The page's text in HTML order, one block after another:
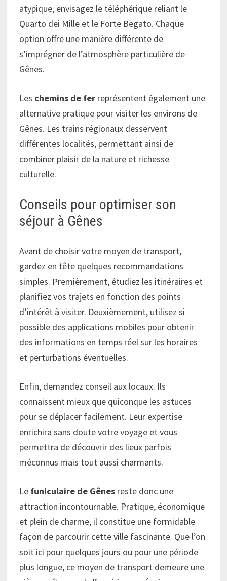
atypique, envisagez le téléphérique reliant le
Quarto dei Mille et le Forte Begato. Chaque
option offre une manière différente de
s’imprégner de l’atmosphère particulière de
Gênes.
Les chemins de fer représentent également une
alternative pratique pour visiter les environs de
Gênes. Les trains régionaux desservent
différentes localités, permettant ainsi de
combiner plaisir de la nature et richesse
culturelle.
Conseils pour optimiser son
séjour à Gênes
Avant de choisir votre moyen de transport,
gardez en tête quelques recommandations
simples. Premièrement, étudiez les itinéraires et
planifiez vos trajets en fonction des points
d’intérêt à visiter. Deuxièmement, utilisez si
possible des applications mobiles pour obtenir
des informations en temps réel sur les horaires
et perturbations éventuelles.
Enfin, demandez conseil aux locaux. Ils
connaissent mieux que quiconque les astuces
pour se déplacer facilement. Leur expertise
enrichira sans doute votre voyage et vous
permettra de découvrir des lieux parfois
méconnus mais tout aussi charmants.
Le funiculaire de Gênes reste donc une
attraction incontournable. Pratique, économique
et plein de charme, il constitue une formidable
façon de parcourir cette ville fascinante. Que l’on
soit ici pour quelques jours ou pour une période
plus longue, ce moyen de transport demeure une